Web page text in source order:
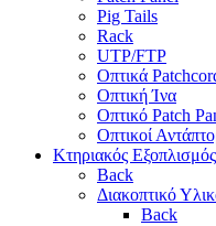
Pig Tails
Rack
UTP/FTP
Οπτικά
Οπτική Ίνα
Οπτικό Patch
Οπτικοί
Κτηριακός Εξοπλισμός
Back
Διακοπτικό
Back